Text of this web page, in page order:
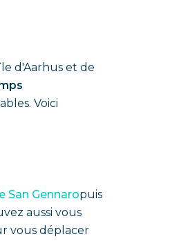
d'Aarhus et de
Voici
San Gennaropuis
aussi vous
vous déplacer